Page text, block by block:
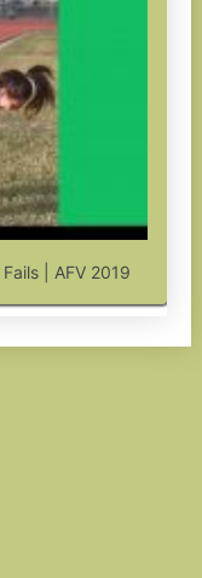
| AFV 2019